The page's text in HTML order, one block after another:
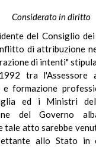
Considerato in diritto
del Consiglio
di attribuzione
di intenti"
tra l'Assessore
e formazione
ed i Ministri
del Governo
tale atto sarebbe
allo Stato in